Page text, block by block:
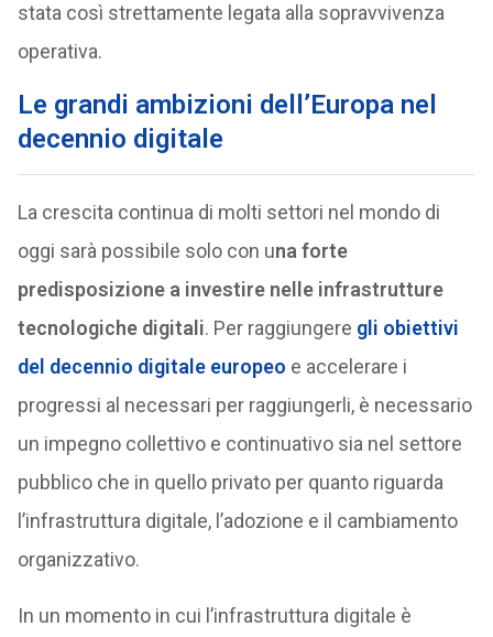
stata così strettamente legata alla sopravvivenza
operativa.
Le grandi ambizioni dell’Europa nel
decennio digitale
La crescita continua di molti settori nel mondo di
oggi sarà possibile solo con una forte
predisposizione a investire nelle infrastrutture
tecnologiche digitali. Per raggiungere gli obiettivi
del decennio digitale europeo e accelerare i
progressi al necessari per raggiungerli, è necessario
un impegno collettivo e continuativo sia nel settore
pubblico che in quello privato per quanto riguarda
l’infrastruttura digitale, l’adozione e il cambiamento
organizzativo.
In un momento in cui l’infrastruttura digitale è